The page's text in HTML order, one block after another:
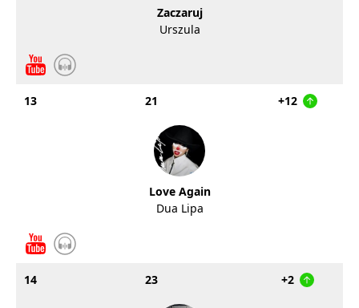
Zaczaruj
Urszula
13 21 +12
Love Again
Dua Lipa
14 23 +2